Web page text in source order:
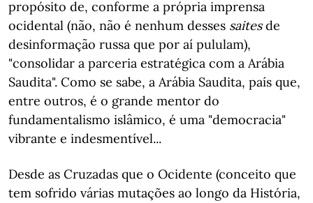
propósito de, conforme a própria imprensa
ocidental (não, não é nenhum desses saitesde
desinformação russa que por aí pululam),
"consolidar a parceria estratégica com a Arábia
Saudita". Como se sabe, a Arábia Saudita, país que,
entre outros, é o grande mentor do
fundamentalismo islâmico, é uma "democracia"
vibrante e indesmentível...
Desde as Cruzadas que o Ocidente (conceito que
tem sofrido várias mutações ao longo da História,